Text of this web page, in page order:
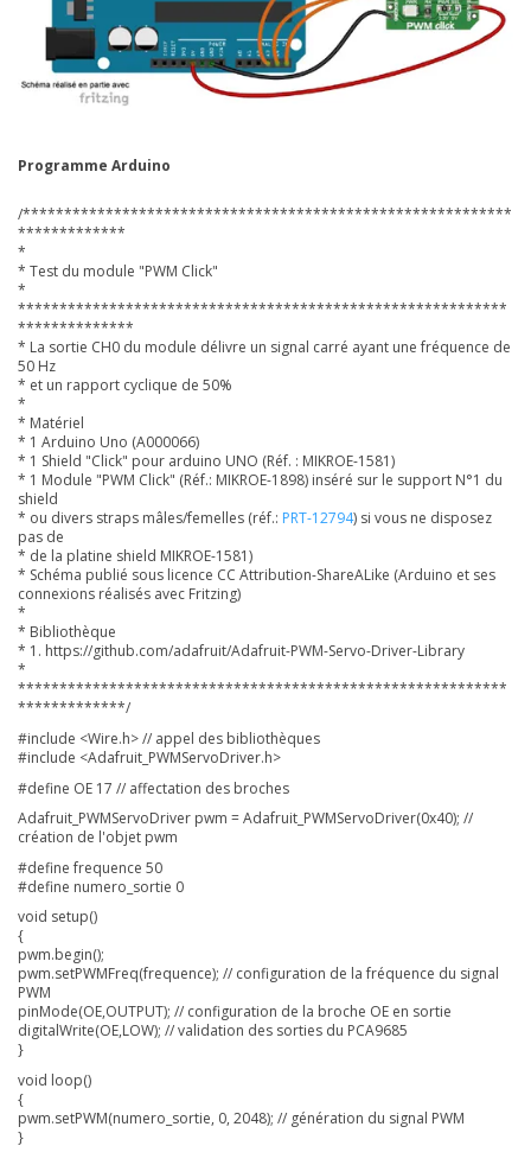
Programme Arduino
/***********************************************************
*************
*
* Test du module "PWM Click"
*
***********************************************************
**************
* La sortie CH0 du module délivre un signal carré ayant une fréquence de
50 Hz
* et un rapport cyclique de 50%
*
* Matériel
* 1 Arduino Uno (A000066)
* 1 Shield "Click" pour arduino UNO (Réf. : MIKROE-1581)
* 1 Module "PWM Click" (Réf.: MIKROE-1898) inséré sur le support N°1 du
shield
* ou divers straps mâles/femelles (réf.: PRT-12794) si vous ne disposez
pas de
* de la platine shield MIKROE-1581)
* Schéma publié sous licence CC Attribution-ShareALike (Arduino et ses
connexions réalisés avec Fritzing)
*
* Bibliothèque
* 1. https://github.com/adafruit/Adafruit-PWM-Servo-Driver-Library
*
***********************************************************
*************/
#include <Wire.h> // appel des bibliothèques
#include <Adafruit_PWMServoDriver.h>
#define OE 17 // affectation des broches
Adafruit_PWMServoDriver pwm = Adafruit_PWMServoDriver(0x40); //
création de l'objet pwm
#define frequence 50
#define numero_sortie 0
void setup()
{
pwm.begin();
pwm.setPWMFreq(frequence); // configuration de la fréquence du signal
PWM
pinMode(OE,OUTPUT); // configuration de la broche OE en sortie
digitalWrite(OE,LOW); // validation des sorties du PCA9685
}
void loop()
{
pwm.setPWM(numero_sortie, 0, 2048); // génération du signal PWM
}